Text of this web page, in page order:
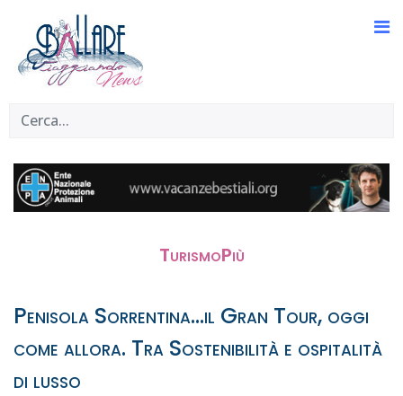
TurismoPiù
Penisola Sorrentina...il Gran Tour, oggi
come allora. Tra Sostenibilità e ospitalità
di lusso